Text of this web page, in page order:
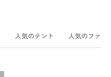
人気のテント 人気のファニ